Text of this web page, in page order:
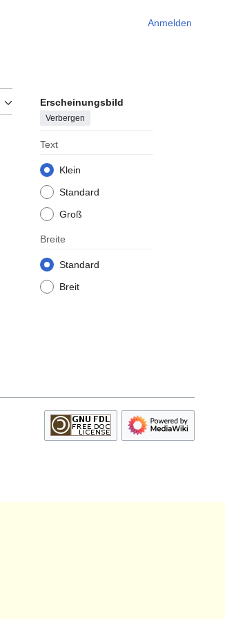
Anmelden
Erscheinungsbild
Verbergen
Text
Klein
Standard
Groß
Breite
Standard
Breit